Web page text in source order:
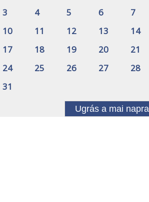
3
4 5 6 7
10
11 12 13 14
17
18 19 20 21
24
25 26 27 28
31
Ugrás a mai napra